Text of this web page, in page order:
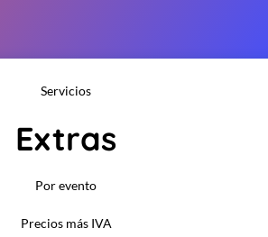
Servicios
Extras
Por evento
Precios más IVA